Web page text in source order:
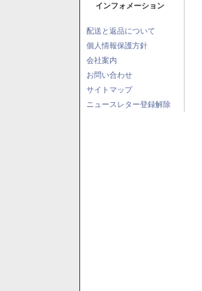
インフォメーション
配送と返品について
個人情報保護方針
会社案内
お問い合わせ
サイトマップ
ニュースレター登録解除